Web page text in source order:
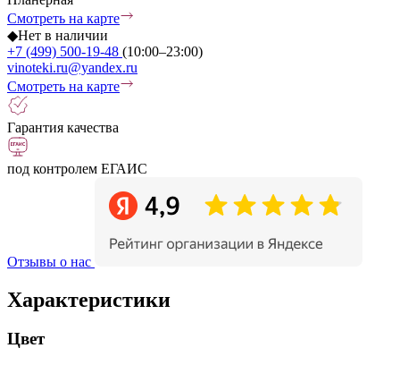
Смотреть на карте
◆Нет в наличии
+7 (499) 500-19-48 (10:00–23:00)
vinoteki.ru@yandex.ru
Смотреть на карте
Гарантия качества
под контролем ЕГАИС
Отзывы о нас
Характеристики
Цвет